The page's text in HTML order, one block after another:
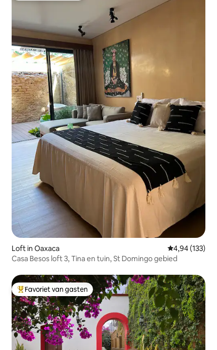
Loft in Oaxaca Gemiddelde
4,94 (133)
Casa Besos loft 3, Tina en tuin, St Domingo gebied
Topfavoriet van gasten
Favoriet van gasten